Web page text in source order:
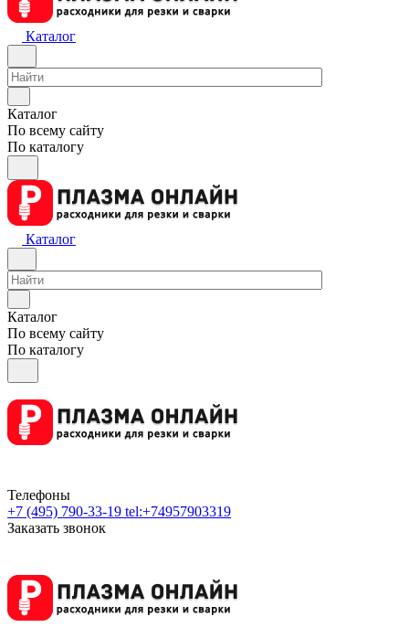
Каталог
Каталог
По всему сайту
По каталогу
Каталог
Каталог
По всему сайту
По каталогу
Телефоны
+7 (495) 790-33-19 tel:+74957903319
Заказать звонок